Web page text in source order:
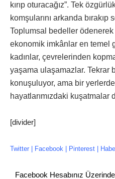
kırıp oturacağız”. Tek
komşularını arkanda
Toplumsal bedeller
ekonomik imkânlar en temel
kadınlar, çevrelerinden
yaşama ulaşamazlar. Tekrar
konuşuluyor, ama bir
hayatlarımızdaki kuşatmalar
[divider]
Twitter Facebook | Pinterest
Facebook Hesabınız